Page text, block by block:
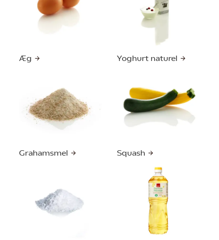
Æg Yoghurt naturel
Grahamsmel Squash